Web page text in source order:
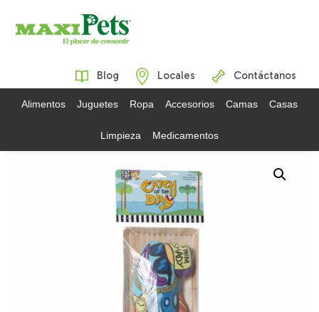
Blog Locales Contáctanos
Alimentos Juguetes Ropa Accesorios Camas Casas
Limpieza Medicamentos